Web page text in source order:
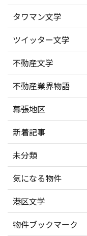
タワマン文学
ツイッター文学
不動産文学
不動産業界物語
幕張地区
新着記事
未分類
気になる物件
港区文学
物件ブックマーク